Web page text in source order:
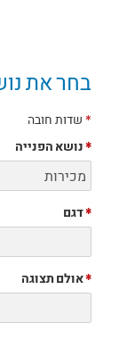
בחר את
*שדות חובה
*נושא הפנייה
*דגם
*אולם תצוגה